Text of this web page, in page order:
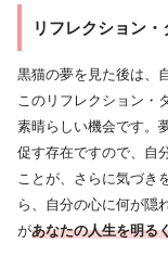
リフレクション
黒猫の夢を見た後は、
このリフレクション・
素晴らしい機会です。
促す存在ですので、自
ことが、さらに気づき
ら、自分の心に何が隠
があなたの人生を明る